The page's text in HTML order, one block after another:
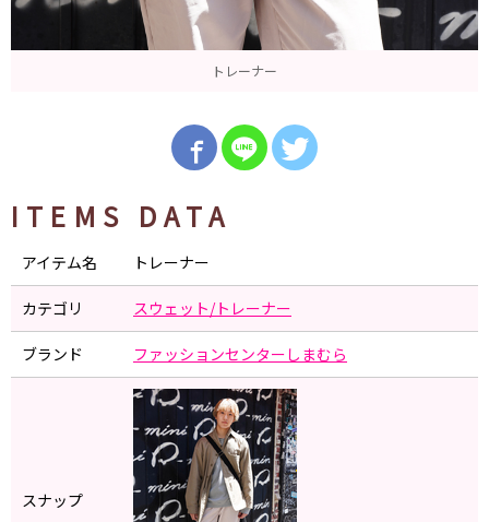
トレーナー
ITEMS DATA
アイテム名 トレーナー
カテゴリ スウェット/トレーナー
ブランド ファッションセンターしまむら
スナップ